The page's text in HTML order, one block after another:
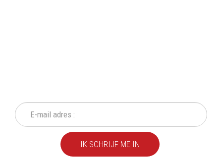
IK SCHRIJF ME IN